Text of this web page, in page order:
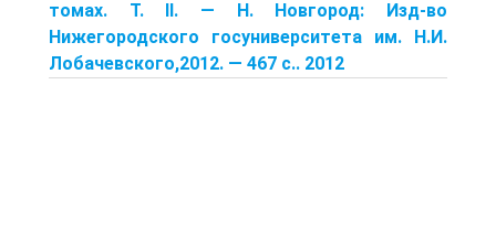
томах. Т. II. — Н. Новгород: Изд-во
Нижегородского госуниверситета им. Н.И.
Лобачевского,2012. — 467 с.. 2012